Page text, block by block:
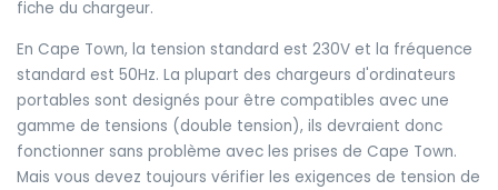
fiche du chargeur.
En Cape Town, la tension standard est 230V et la fréquence
standard est 50Hz. La plupart des chargeurs d'ordinateurs
portables sont designés pour être compatibles avec une
gamme de tensions (double tension), ils devraient donc
fonctionner sans problème avec les prises de Cape Town.
Mais vous devez toujours vérifier les exigences de tension de